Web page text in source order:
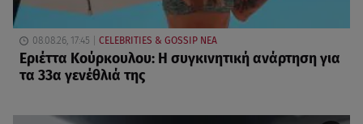
08.08.26, 17:45 CELEBRITIES & GOSSIP ΝΕΑ
Εριέττα Κούρκουλου: Η συγκινητική ανάρτηση για
τα 33α γενέθλιά της